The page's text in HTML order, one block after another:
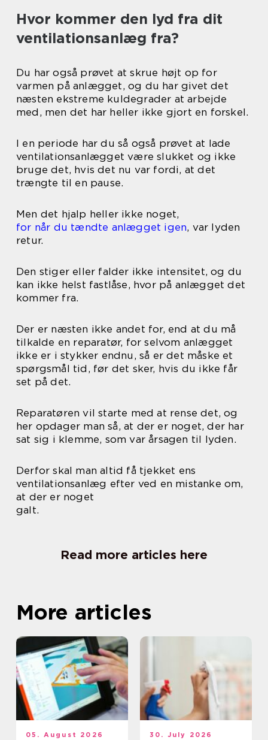
Hvor kommer den lyd fra dit
ventilationsanlæg fra?
Du har også prøvet at skrue højt op for
varmen på anlægget, og du har givet det
næsten ekstreme kuldegrader at arbejde
med, men det har heller ikke gjort en forskel.
I en periode har du så også prøvet at lade
ventilationsanlægget være slukket og ikke
bruge det, hvis det nu var fordi, at det
trængte til en pause.
Men det hjalp heller ikke noget,
for når du tændte anlægget igen, var lyden
retur.
Den stiger eller falder ikke intensitet, og du
kan ikke helst fastlåse, hvor på anlægget det
kommer fra.
Der er næsten ikke andet for, end at du må
tilkalde en reparatør, for selvom anlægget
ikke er i stykker endnu, så er det måske et
spørgsmål tid, før det sker, hvis du ikke får
set på det.
Reparatøren vil starte med at rense det, og
her opdager man så, at der er noget, der har
sat sig i klemme, som var årsagen til lyden.
Derfor skal man altid få tjekket ens
ventilationsanlæg efter ved en mistanke om,
at der er noget
galt.
Read more articles here
More articles
05. August 2026 30. July 2026